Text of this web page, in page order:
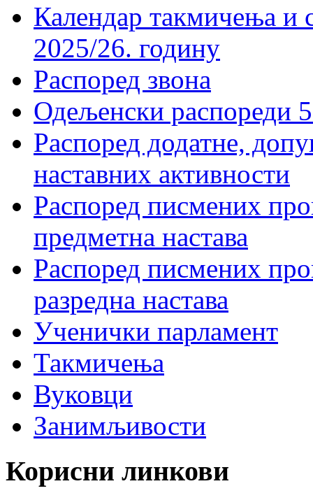
Календар такмичења
2025/26. годину
Распоред звона
Одељенски распореди
Распоред додатне,
наставних активности
Распоред писмених
предметна настава
Распоред писмених
разредна настава
Ученички парламент
Такмичења
Вуковци
Занимљивости
Корисни линкови